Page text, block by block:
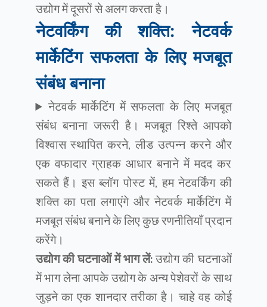
उद्योग में दूसरों से अलग करता है।
नेटवर्किंग की शक्ति: नेटवर्क
मार्केटिंग सफलता के लिए मजबूत
संबंध बनाना
नेटवर्क मार्केटिंग में सफलता के लिए मजबूत
संबंध बनाना जरूरी है। मजबूत रिश्ते आपको
विश्वास स्थापित करने, लीड उत्पन्न करने और
एक वफादार ग्राहक आधार बनाने में मदद कर
सकते हैं। इस ब्लॉग पोस्ट में, हम नेटवर्किंग की
शक्ति का पता लगाएंगे और नेटवर्क मार्केटिंग में
मजबूत संबंध बनाने के लिए कुछ रणनीतियाँ प्रदान
करेंगे।
उद्योग की घटनाओं में भाग लें:उद्योग की घटनाओं
में भाग लेना आपके उद्योग के अन्य पेशेवरों के साथ
जुड़ने का एक शानदार तरीका है। चाहे वह कोई